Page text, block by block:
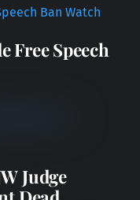
Free Speech
Judge